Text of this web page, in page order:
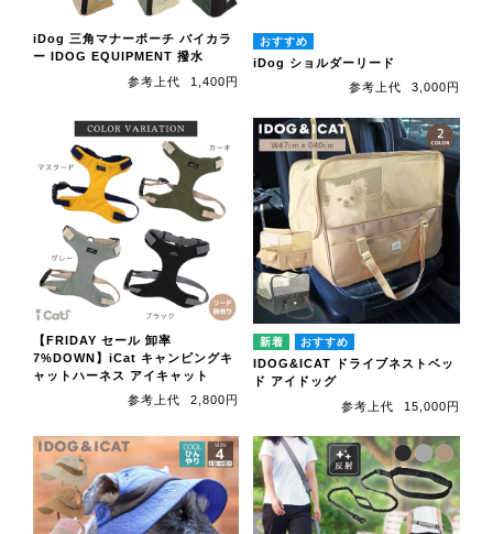
iDog 三角マナーポーチ バイカラ
ー IDOG EQUIPMENT 撥水
参考上代
1,400円
iDog ショルダーリード
参考上代
3,000円
【FRIDAY セール 卸率
7%DOWN】iCat キャンピングキ
ャットハーネス アイキャット
参考上代
2,800円
IDOG&ICAT ドライブネストベッ
ド アイドッグ
参考上代
15,000円